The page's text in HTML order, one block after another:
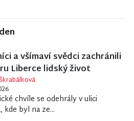
a všímaví svědci zachránili
Liberce lidský život
chvíle se odehrály v ulici
kde byl na ze...